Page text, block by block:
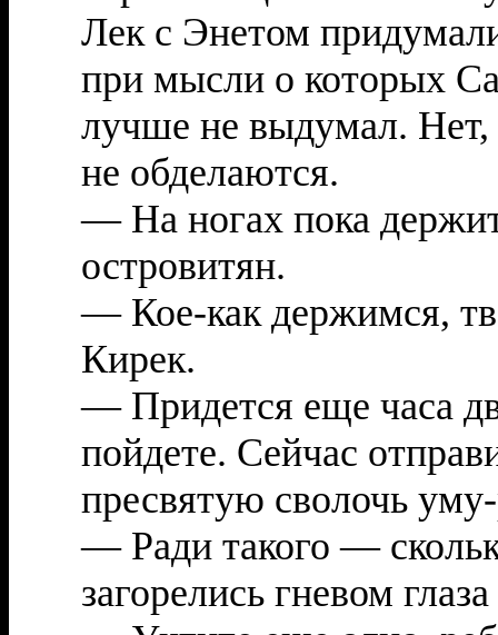
Лек с Энетом
при мысли о которых
лучше не выдумал. Нет,
не обделаются.
— На ногах пока
островитян.
— Кое-как держимся,
Кирек.
— Придется еще часа
пойдете. Сейчас
пресвятую сволочь
— Ради такого —
загорелись гневом